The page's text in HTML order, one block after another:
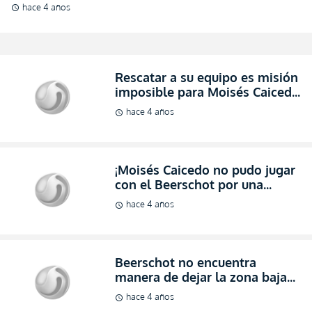
schedule hace 4 años
Rescatar a su equipo es misión
imposible para Moisés Caicedo
(RESUMEN)
schedule hace 4 años
¡Moisés Caicedo no pudo jugar
con el Beerschot por una
Huelga de Policías! (OFICIAL)
schedule hace 4 años
Beerschot no encuentra
manera de dejar la zona baja
(RESUMEN)
schedule hace 4 años